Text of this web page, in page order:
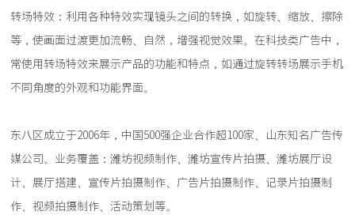
转场特效：利用各种特效实现镜头之间的转换，如旋转、缩放、擦除
等，使画面过渡更加流畅、自然，增强视觉效果。在科技类广告中，
常使用转场特效来展示产品的功能和特点，如通过旋转转场展示手机
不同角度的外观和功能界面。
东八区成立于2006年，中国500强企业合作超100家、山东知名广告传
媒公司。业务覆盖：潍坊视频制作、潍坊宣传片拍摄、潍坊展厅设
计、展厅搭建、宣传片拍摄制作、广告片拍摄制作、记录片拍摄制
作、视频拍摄制作、活动策划等。